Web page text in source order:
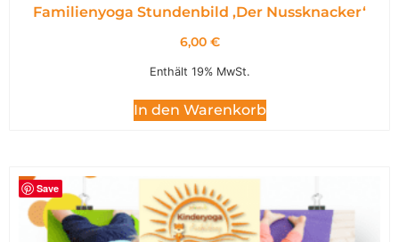
Familienyoga Stundenbild ,Der Nussknacker‘
6,00 €
Enthält 19% MwSt.
In den Warenkorb
Save